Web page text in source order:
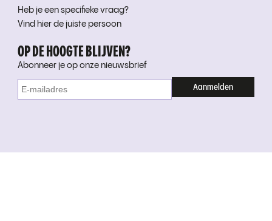
Heb je een specifieke vraag?
Vind hier de juiste persoon
OP DE HOOGTE BLIJVEN?
Abonneer je op onze nieuwsbrief